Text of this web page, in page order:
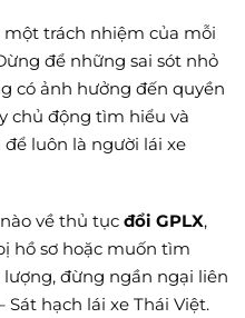
một trách nhiệm của mỗi
để những sai sót nhỏ
có ảnh hưởng đến quyền
chủ động tìm hiểu và
luôn là người lái xe
về thủ tục đổi GPLX,
hồ sơ hoặc muốn tìm
đừng ngần ngại liên
hạch lái xe Thái Việt.